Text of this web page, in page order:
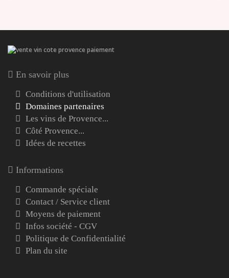
En savoir plus
Conditions d'utilisation
Domaines partenaires
Les vins de Provence...
Côté Provence...
Idées de recettes
Informations
Commande spéciale
Contact / Service client
Moyens de paiement
Infos société - CGV
Politique de Confidentialité
Plan du site